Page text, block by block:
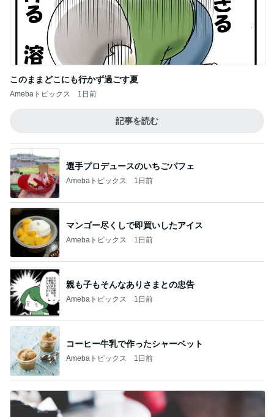
このままどこにも行かず過ごす夏
Amebaトピックス 1日前
記事を読む
選手プロデュースのいちごパフェ
Amebaトピックス 1日前
マンゴー尽くしで即買いしたアイス
Amebaトピックス 1日前
親も子もそんなありさまとの忠告
Amebaトピックス 1日前
コーヒー牛乳で作ったシャーベット
Amebaトピックス 1日前